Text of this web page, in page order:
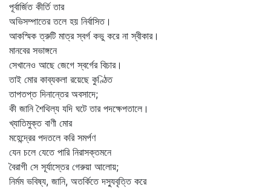
পূর্বার্জিত কীর্তি তার
অভিসম্পাতের তলে হয় নির্বাসিত।
আকস্মিক ত্রুটি মাত্র স্বর্গ কভু করে না স্বীকার।
মানবের সভাঙ্গনে
সেখানেও আছে জেগে স্বর্গের বিচার।
তাই মোর কাব্যকলা রয়েছে কুণ্ঠিত
তাপতপ্ত দিনান্তের অবসাদে;
কী জানি শৈথিল্য যদি ঘটে তার পদক্ষেপতালে।
খ্যাতিমুক্ত বাণী মোর
মহেন্দ্রের পদতলে করি সমর্পণ
যেন চলে যেতে পারি নিরাসক্তমনে
বৈরাগী সে সূর্যাস্তের গেরুয়া আলোয়;
নির্মম ভবিষ্য, জানি, অতর্কিতে দস্যুবৃত্তি করে